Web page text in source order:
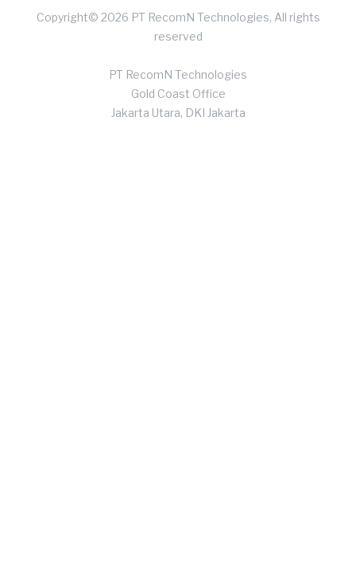
Copyright© 2026 PT RecomN Technologies, All rights
reserved
PT RecomN Technologies
Gold Coast Office
Jakarta Utara, DKI Jakarta